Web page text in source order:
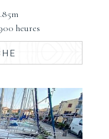
heures